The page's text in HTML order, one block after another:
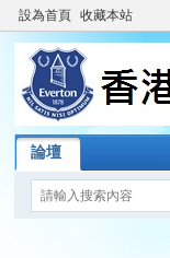
設為首頁 收藏本站
論壇